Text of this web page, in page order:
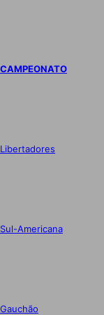
CAMPEONATO
Libertadores
Sul-Americana
Gauchão